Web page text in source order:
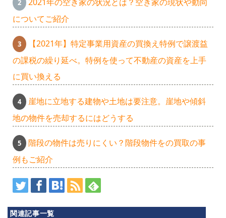
あ
ざ
み
についてご紹介
【2021年】特定事業用資産の買換え特例で譲渡益
の課税の繰り延べ。特例を使って不動産の資産を上手
に買い換える
崖地に立地する建物や土地は要注意。崖地や傾斜
地の物件を売却するにはどうする
階段の物件は売りにくい？階段物件をの買取の事
例もご紹介
関連記事一覧